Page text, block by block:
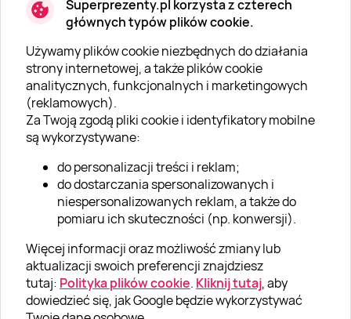
Superprezenty.pl korzysta z czterech
głównych typów plików cookie.
Używamy plików cookie niezbędnych do działania
strony internetowej, a także plików cookie
analitycznych, funkcjonalnych i marketingowych
(reklamowych).
Za Twoją zgodą pliki cookie i identyfikatory mobilne
są wykorzystywane:
do personalizacji treści i reklam;
do dostarczania spersonalizowanych i
niespersonalizowanych reklam, a także do
pomiaru ich skuteczności (np. konwersji).
Więcej informacji oraz możliwość zmiany lub
aktualizacji swoich preferencji znajdziesz
tutaj: Polityka plików cookie. Kliknij tutaj, aby
dowiedzieć się, jak Google będzie wykorzystywać
O SUPERPREZENTY
O nas
Aktualności
Kariera w Super Prezentach
Klub Lojalnościowy
Dodaj recenzję
Informacje